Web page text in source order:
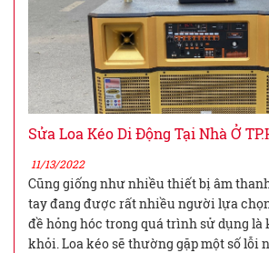
Sửa Loa Kéo Di Động Tại Nhà Ở
11/13/2022
Cũng giống như nhiều thiết bị âm
tay đang được rất nhiều người lựa
đề hỏng hóc trong quá trình sử dụng là
khỏi. Loa kéo sẽ thường gặp một số lỗi